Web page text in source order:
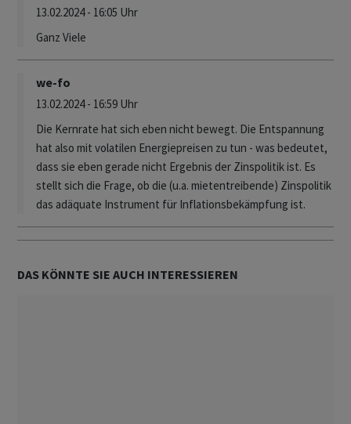
13.02.2024 - 16:05 Uhr
Ganz Viele
we-fo
13.02.2024 - 16:59 Uhr
Die Kernrate hat sich eben nicht bewegt. Die Entspannung
hat also mit volatilen Energiepreisen zu tun - was bedeutet,
dass sie eben gerade nicht Ergebnis der Zinspolitik ist. Es
stellt sich die Frage, ob die (u.a. mietentreibende) Zinspolitik
das adäquate Instrument für Inflationsbekämpfung ist.
DAS KÖNNTE SIE AUCH INTERESSIEREN